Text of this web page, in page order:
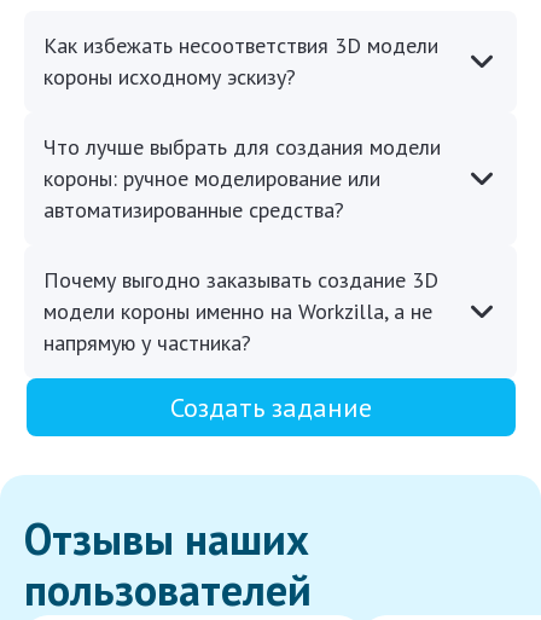
Как избежать несоответствия 3D модели
короны исходному эскизу?
Что лучше выбрать для создания модели
короны: ручное моделирование или
автоматизированные средства?
Почему выгодно заказывать создание 3D
модели короны именно на Workzilla, а не
напрямую у частника?
Создать задание
Отзывы наших
пользователей